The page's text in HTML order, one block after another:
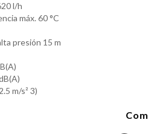
l/h
máx. 60 °C
presión 15 m
2.5 m/s² 3)